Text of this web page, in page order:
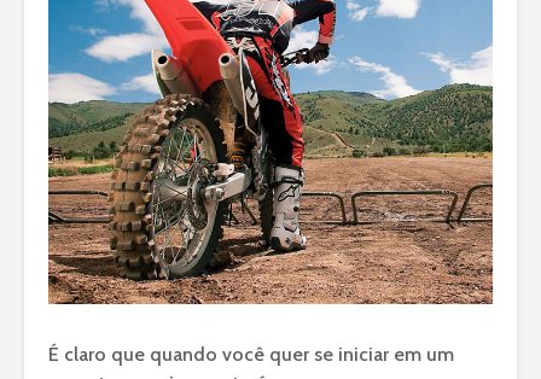
É claro que quando você quer se iniciar em um